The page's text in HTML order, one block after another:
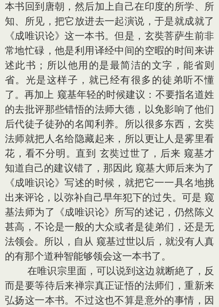
本书回到唐朝，然后加上自己在印度的所学、所
知、所见，把它放进去一起演说，于是就成就了
《成唯识论》这一本书。但是，玄奘菩萨生前非
常地忙碌，他是利用译经中间的空暇的时间来讲
述此书；所以他用的是最简洁的文字，能省则
省。光是这样子，就已经有很多的徒弟听不懂
了。再加上 窥基年轻的时候建议：不要指名道姓
的去批评那些错悟的法师大德，以免影响了他们
后代徒子徒孙的名闻利养。所以很多东西，玄奘
法师就把人名给隐藏起来，所以更让人是雾里看
花，看不分明。直到 玄奘过世了，后来 窥基才
知道自己的建议错了，那因此 窥基大师后来为了
《成唯识论》写述的时候，就把它一一具名地挑
出来评论，以弥补自己早年犯下的过失。可是 窥
基法师为了《成唯识论》所写的述记，仍然陈义
甚高，不论是一般的大众或者是徒弟们，还是无
法领会。所以，自从 窥基过世以后，就没有人真
的有那个道种智能够领会这一本书了。
在唯识宗里面，可以说到这边就断絶了，反
而是要等待后来禅宗真正证悟的法师们，重新来
弘扬这一本书。不过这也不算是意外的事情，因